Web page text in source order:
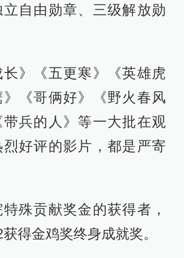
立自由勋章、三级解放勋
长》《五更寒》《英雄虎
》《哥俩好》《野火春风
兵的人》等一大批在观
好评的影片，都是严寄
殊贡献奖金的获得者，
得金鸡奖终身成就奖。